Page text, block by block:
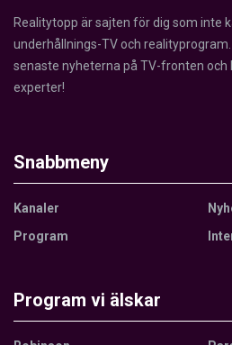
Realitytopp är sajten för dig som inte
underhållnings-TV och
senaste nyheterna på TV-fronten och
experter!
Snabbmeny
Kanaler
Program
Program vi älskar